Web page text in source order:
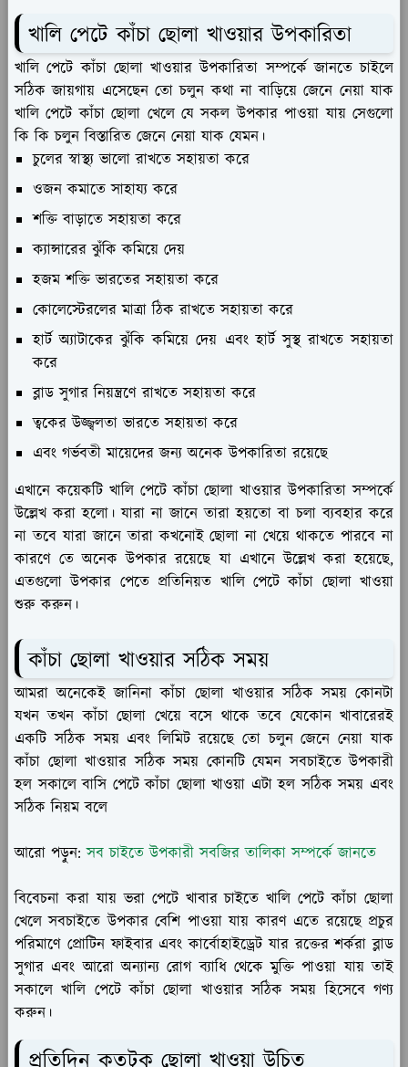
খালি পেটে কাঁচা ছোলা খাওয়ার উপকারিতা
খালি পেটে কাঁচা ছোলা খাওয়ার উপকারিতা সম্পর্কে জানতে চাইলে
সঠিক জায়গায় এসেছেন তো চলুন কথা না বাড়িয়ে জেনে নেয়া যাক
খালি পেটে কাঁচা ছোলা খেলে যে সকল উপকার পাওয়া যায় সেগুলো
কি কি চলুন বিস্তারিত জেনে নেয়া যাক যেমন।
চুলের স্বাস্থ্য ভালো রাখতে সহায়তা করে
ওজন কমাতে সাহায্য করে
শক্তি বাড়াতে সহায়তা করে
ক্যান্সারের ঝুঁকি কমিয়ে দেয়
হজম শক্তি ভারতের সহায়তা করে
কোলেস্টেরলের মাত্রা ঠিক রাখতে সহায়তা করে
হার্ট অ্যাটাকের ঝুঁকি কমিয়ে দেয় এবং হার্ট সুস্থ রাখতে সহায়তা
করে
ব্লাড সুগার নিয়ন্ত্রণে রাখতে সহায়তা করে
ত্বকের উজ্জ্বলতা ভারতে সহায়তা করে
এবং গর্ভবতী মায়েদের জন্য অনেক উপকারিতা রয়েছে
এখানে কয়েকটি খালি পেটে কাঁচা ছোলা খাওয়ার উপকারিতা সম্পর্কে
উল্লেখ করা হলো। যারা না জানে তারা হয়তো বা চলা ব্যবহার করে
না তবে যারা জানে তারা কখনোই ছোলা না খেয়ে থাকতে পারবে না
কারণে তে অনেক উপকার রয়েছে যা এখানে উল্লেখ করা হয়েছে,
এতগুলো উপকার পেতে প্রতিনিয়ত খালি পেটে কাঁচা ছোলা খাওয়া
শুরু করুন।
কাঁচা ছোলা খাওয়ার সঠিক সময়
আমরা অনেকেই জানিনা কাঁচা ছোলা খাওয়ার সঠিক সময় কোনটা
যখন তখন কাঁচা ছোলা খেয়ে বসে থাকে তবে যেকোন খাবারেরই
একটি সঠিক সময় এবং লিমিট রয়েছে তো চলুন জেনে নেয়া যাক
কাঁচা ছোলা খাওয়ার সঠিক সময় কোনটি যেমন সবচাইতে উপকারী
হল সকালে বাসি পেটে কাঁচা ছোলা খাওয়া এটা হল সঠিক সময় এবং
সঠিক নিয়ম বলে
আরো পড়ুন:সব চাইতে উপকারী সবজির তালিকা সম্পর্কে জানতে
বিবেচনা করা যায় ভরা পেটে খাবার চাইতে খালি পেটে কাঁচা ছোলা
খেলে সবচাইতে উপকার বেশি পাওয়া যায় কারণ এতে রয়েছে প্রচুর
পরিমাণে প্রোটিন ফাইবার এবং কার্বোহাইড্রেট যার রক্তের শর্করা ব্লাড
সুগার এবং আরো অন্যান্য রোগ ব্যাধি থেকে মুক্তি পাওয়া যায় তাই
সকালে খালি পেটে কাঁচা ছোলা খাওয়ার সঠিক সময় হিসেবে গণ্য
করুন।